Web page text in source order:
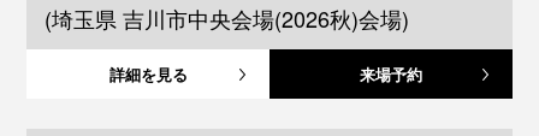
(埼玉県 吉川市中央会場(2026秋)会場)
詳細を見る 来場予約